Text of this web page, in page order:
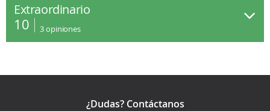
Extraordinario
10 3 opiniones
¿Dudas? Contáctanos